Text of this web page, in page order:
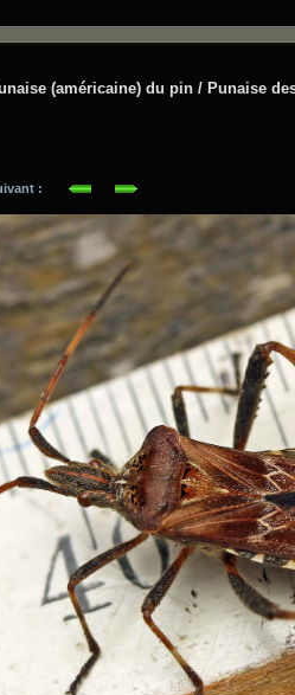
(américaine) du pin / Punaise
suivant :